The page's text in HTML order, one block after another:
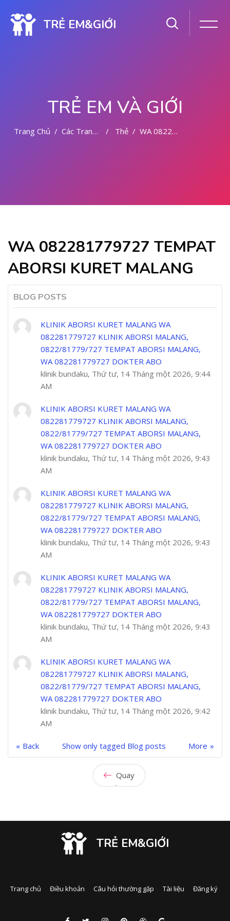
TRẺ EM&GIỚI
TRẺ EM VÀ GIỚI
Trang Chủ Các Trang Của Hệ Thống Thẻ WA 082281779727 TEMPAT ABORSI KURET MALANG
WA 082281779727 TEMPAT
ABORSI KURET MALANG
BLOG POSTS
KLINIK ABORSI KURET MALANG WA
082281779727 KLINIK ABORSI MALANG,
0822/81779/727 TEMPAT ABORSI MALANG,
WA 082281779727 DOKTER ABO
klinik bundaku, Thứ tư, 14 Tháng một 2026, 9:44
AM
KLINIK ABORSI KURET MALANG WA
082281779727 KLINIK ABORSI MALANG,
0822/81779/727 TEMPAT ABORSI MALANG,
WA 082281779727 DOKTER ABO
klinik bundaku, Thứ tư, 14 Tháng một 2026, 9:43
AM
KLINIK ABORSI KURET MALANG WA
082281779727 KLINIK ABORSI MALANG,
0822/81779/727 TEMPAT ABORSI MALANG,
WA 082281779727 DOKTER ABO
klinik bundaku, Thứ tư, 14 Tháng một 2026, 9:43
AM
KLINIK ABORSI KURET MALANG WA
082281779727 KLINIK ABORSI MALANG,
0822/81779/727 TEMPAT ABORSI MALANG,
WA 082281779727 DOKTER ABO
klinik bundaku, Thứ tư, 14 Tháng một 2026, 9:43
AM
KLINIK ABORSI KURET MALANG WA
082281779727 KLINIK ABORSI MALANG,
0822/81779/727 TEMPAT ABORSI MALANG,
WA 082281779727 DOKTER ABO
klinik bundaku, Thứ tư, 14 Tháng một 2026, 9:42
AM
Back More
Show only tagged Blog posts
Quay
lại
TRẺ EM&GIỚI
Trang chủ Điều khoản Câu hỏi thường gặp Tài liệu Đăng ký